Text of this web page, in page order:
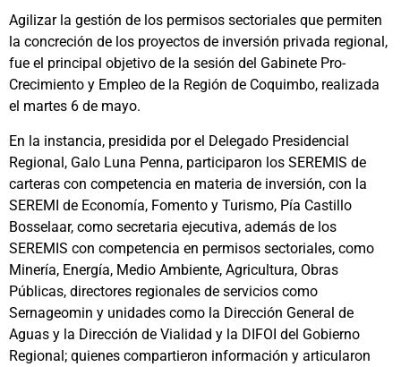
Agilizar la gestión de los permisos sectoriales que permiten
la concreción de los proyectos de inversión privada regional,
fue el principal objetivo de la sesión del Gabinete Pro-
Crecimiento y Empleo de la Región de Coquimbo, realizada
el martes 6 de mayo.
En la instancia, presidida por el Delegado Presidencial
Regional, Galo Luna Penna, participaron los SEREMIS de
carteras con competencia en materia de inversión, con la
SEREMI de Economía, Fomento y Turismo, Pía Castillo
Bosselaar, como secretaria ejecutiva, además de los
SEREMIS con competencia en permisos sectoriales, como
Minería, Energía, Medio Ambiente, Agricultura, Obras
Públicas, directores regionales de servicios como
Sernageomin y unidades como la Dirección General de
Aguas y la Dirección de Vialidad y la DIFOI del Gobierno
Regional; quienes compartieron información y articularon